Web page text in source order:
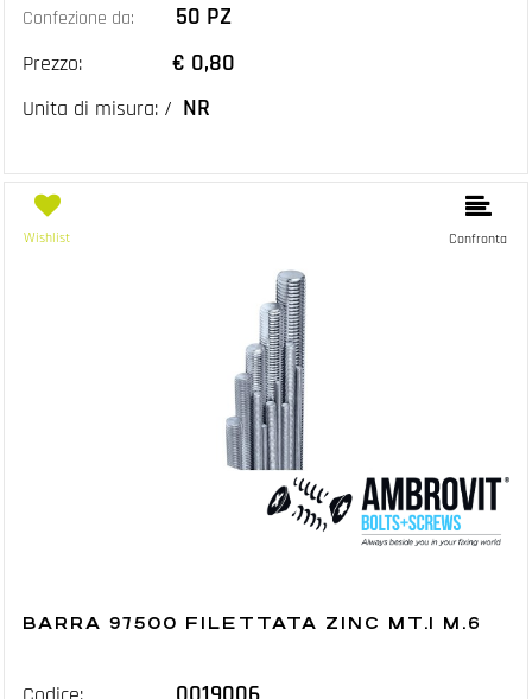
Confezione da: 50 PZ
Prezzo: € 0,80
Unita di misura: / NR
Wishlist Confronta
BARRA 97500 FILETTATA ZINC MT.1 M.6